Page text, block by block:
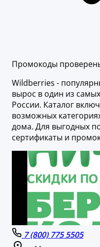
Промокоды
Wildberries -
вырос в один из
России. Каталог
возможных
дома. Для выгодных
сертификаты и
7 (800) 775 5505